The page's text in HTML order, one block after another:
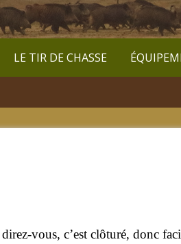
LE TIR DE CHASSE
vous, c’est clôturé, donc